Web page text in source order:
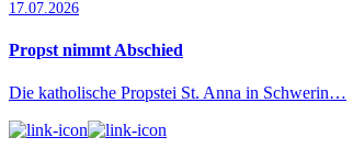
17.07.2026
Propst nimmt Abschied
Die katholische Propstei St. Anna in Schwerin…